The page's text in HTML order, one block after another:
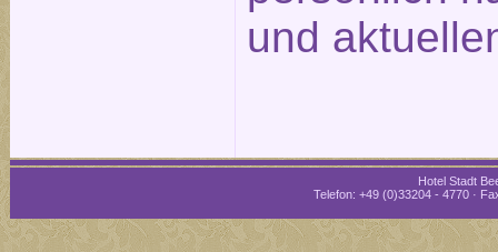
und
Hotel Stadt
Telefon: +49 (0)33204 - 4770 ·